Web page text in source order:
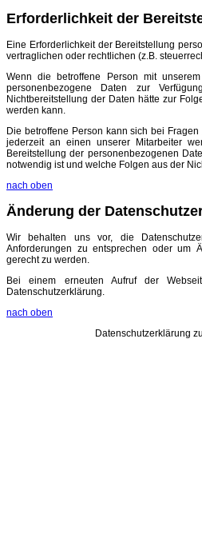
Erforderlichkeit der
Eine Erforderlichkeit der Bereitstellung
vertraglichen oder rechtlichen (z.B.
Wenn die betroffene Person mit
personenbezogene Daten zur
Nichtbereitstellung der Daten hätte zur
werden kann.
Die betroffene Person kann sich bei
jederzeit an einen unserer Mitarbeiter
Bereitstellung der personenbezogenen
notwendig ist und welche Folgen aus der
nach oben
Änderung der
Wir behalten uns vor, die
Anforderungen zu entsprechen oder um
gerecht zu werden.
Bei einem erneuten Aufruf der
Datenschutzerklärung.
nach oben
Datenschutzerklärung